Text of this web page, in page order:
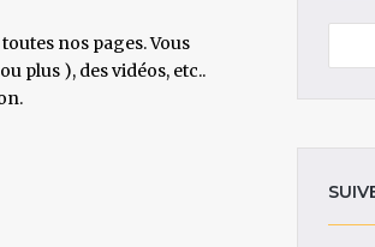
nos pages. Vous
plus ), des vidéos, etc..